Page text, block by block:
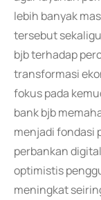
lebih banyak
tersebut
bjb terhadap
transformasi
fokus pada
bank bjb
menjadi fondasi
perbankan
optimistis
meningkat